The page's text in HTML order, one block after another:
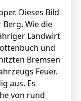
Dieses Bild
Wie die
Landwirt
und
Bremsen
Feuer.
aus. Es
von rund